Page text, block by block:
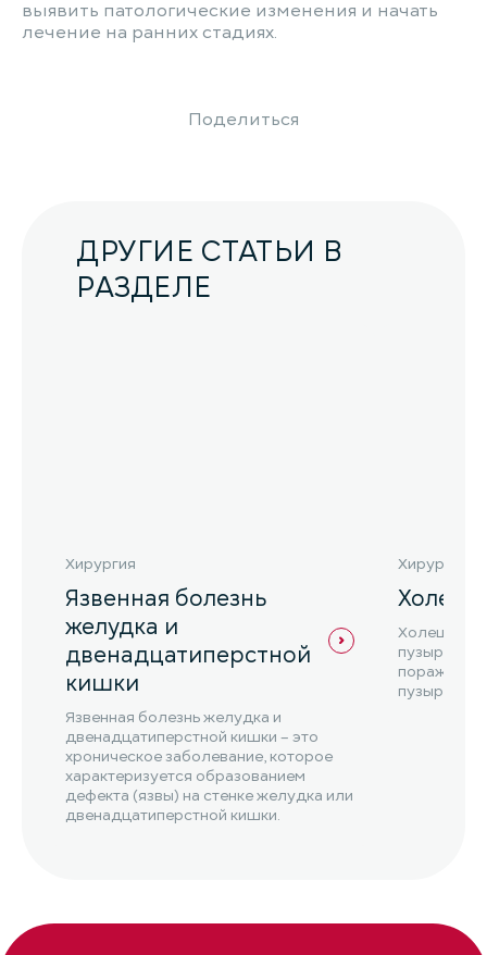
выявить патологические изменения и начать
лечение на ранних стадиях.
Поделиться
ДРУГИЕ СТАТЬИ В
РАЗДЕЛЕ
Хирургия
Язвенная болезнь
желудка и
двенадцатиперстной
кишки
Язвенная болезнь желудка и
двенадцатиперстной кишки – это
хроническое заболевание, которое
характеризуется образованием
дефекта (язвы) на стенке желудка или
двенадцатиперстной кишки.
Хирургия
пузыря,
пузыря и